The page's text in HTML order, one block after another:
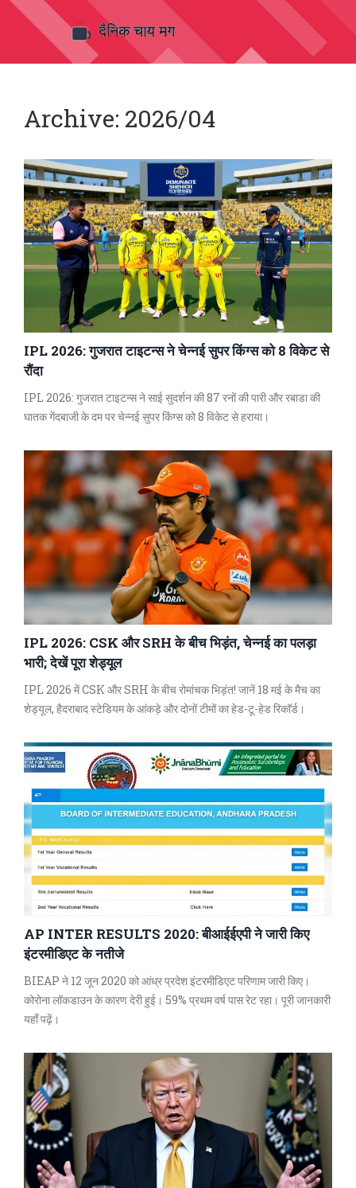
Archive: 2026/04
IPL 2026: गुजरात टाइटन्स ने चेन्नई सुपर किंग्स को 8 विकेट से
रौंदा
IPL 2026: गुजरात टाइटन्स ने साई सुदर्शन की 87 रनों की पारी और रबाडा की
घातक गेंदबाजी के दम पर चेन्नई सुपर किंग्स को 8 विकेट से हराया।
IPL 2026: CSK और SRH के बीच भिड़ंत, चेन्नई का पलड़ा
भारी; देखें पूरा शेड्यूल
IPL 2026 में CSK और SRH के बीच रोमांचक भिड़ंत! जानें 18 मई के मैच का
शेड्यूल, हैदराबाद स्टेडियम के आंकड़े और दोनों टीमों का हेड-टू-हेड रिकॉर्ड।
AP INTER RESULTS 2020: बीआईईएपी ने जारी किए
इंटरमीडिएट के नतीजे
BIEAP ने 12 जून 2020 को आंध्र प्रदेश इंटरमीडिएट परिणाम जारी किए।
कोरोना लॉकडाउन के कारण देरी हुई। 59% प्रथम वर्ष पास रेट रहा। पूरी जानकारी
यहाँ पढ़ें।